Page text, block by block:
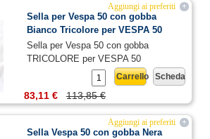
+
Aggiungi ai preferiti
Sella per Vespa 50 con gobba
Bianco Tricolore per VESPA 50
Sella per Vespa 50 con gobba
TRICOLORE per VESPA 50
Scheda
Carrello
113,85 €
83,11 €
+
Aggiungi ai preferiti
Sella Vespa 50 con gobba Nera